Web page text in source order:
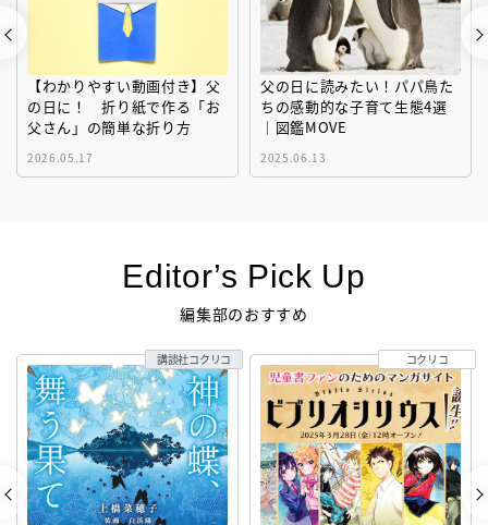
【わかりやすい動画付き】父
の日に！ 折り紙で作る「お
父さん」の簡単な折り方
2026.05.17
父の日に読みたい！パパ鳥た
ちの感動的な子育て生態4選
｜図鑑MOVE
2025.06.13
Editor’s Pick Up
編集部のおすすめ
講談社コクリコ コクリコ